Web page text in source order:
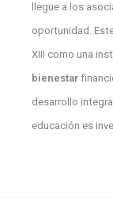
llegue a los
oportunidad.
XIII como una
bienestar
desarrollo
educación es